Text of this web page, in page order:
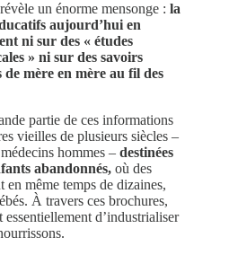
un énorme mensonge : la
aujourd’hui en
ni sur des « études
» ni sur des savoirs
mère en mère au fil des
partie de ces informations
vieilles de plusieurs siècles –
hommes – destinées
abandonnés, où des
en même temps de dizaines,
À travers ces brochures,
essentiellement d’industrialiser